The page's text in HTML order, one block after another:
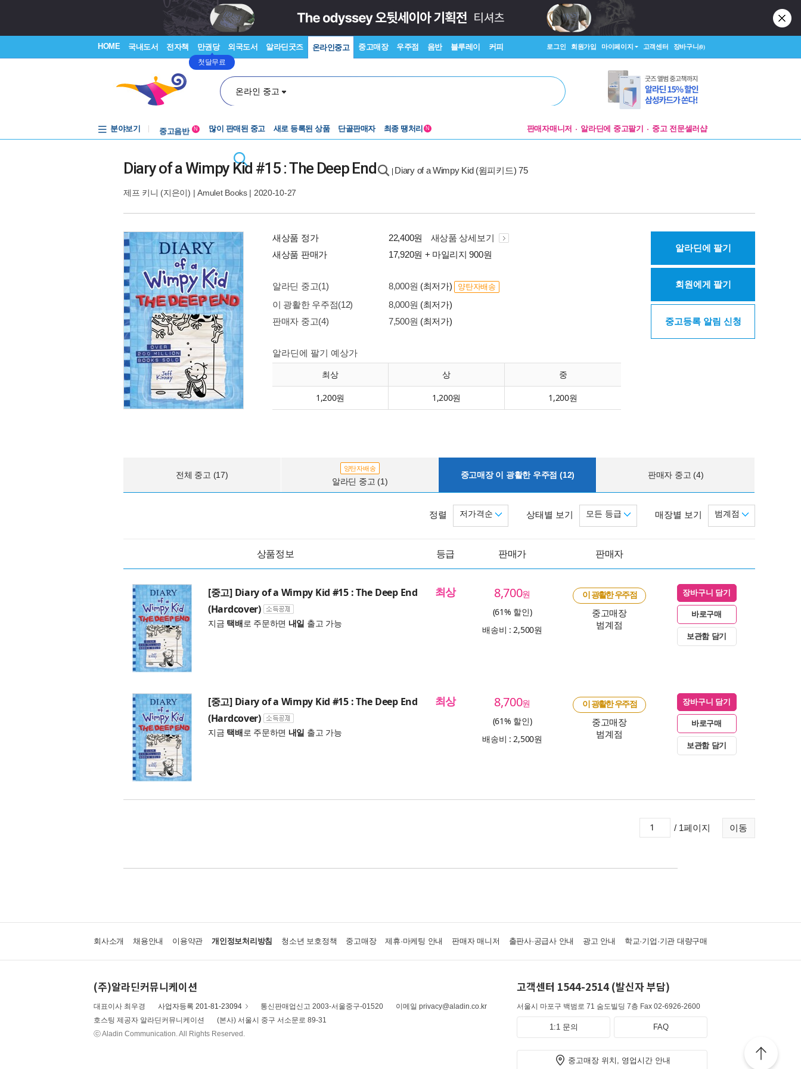
HOME 국내도서 전자책 만권당
첫달무료
외국도서 알라딘굿즈 온라인중고 중고매장 우주점 음반 블루레이 커피 로그인 회원가입 마이페이지 고객센터 장바구니(0)
온라인 중고
분야보기
중고음반
N 많이 판매된 중고 새로 등록된 상품 단골판매자 최종 땡처리 N 판매자매니저 알라딘에 중고팔기 중고 전문셀러샵
Diary of a Wimpy Kid #15 : The Deep End Diary of a Wimpy Kid (윔피키드) 75
제프 키니 (지은이) |Amulet Books| 2020-10-27
새상품 정가 22,400원
새상품 상세보기
새상품 판매가
17,920원 + 마일리지 900원
알라딘 중고(1) 8,000원 (최저가) 양탄자배송
이 광활한 우주점(12) 8,000원 (최저가)
판매자 중고(4)
7,500원 (최저가)
알라딘에 팔기 예상가
최상 상 중
1,200원 1,200원 1,200원
알라딘에 팔기
회원에게 팔기
중고등록 알림 신청
전체 중고 (17)
양탄자배송
알라딘 중고 (1)
중고매장 이 광활한 우주점 (12) 판매자 중고 (4)
매장별 보기 범계점
상태별 보기 모든 등급
정렬 저가격순
상품정보 등급 판매가 판매자
[중고] Diary of a Wimpy Kid #15 : The Deep End
(Hardcover)
지금 택배로 주문하면 내일 출고 가능
최상 8,700원
(61% 할인)
배송비 : 2,500원
이 광활한 우주점
중고매장
범계점
장바구니 담기
바로구매
보관함 담기
[중고] Diary of a Wimpy Kid #15 : The Deep End
(Hardcover)
지금 택배로 주문하면 내일 출고 가능
최상 8,700원
(61% 할인)
배송비 : 2,500원
이 광활한 우주점
중고매장
범계점
장바구니 담기
바로구매
보관함 담기
이동
/ 1페이지
회사소개 채용안내 이용약관 개인정보처리방침 청소년 보호정책 중고매장 제휴·마케팅 안내 판매자 매니저 출판사·공급사 안내 광고 안내 학교·기업·기관 대량구매
(주)알라딘커뮤니케이션
대표이사 최우경 사업자등록 201-81-23094 통신판매업신고 2003-서울중구-01520
이메일 privacy@aladin.co.kr
호스팅 제공자 알라딘커뮤니케이션
(본사) 서울시 중구 서소문로 89-31
ⓒ Aladin Communication. All Rights Reserved.
고객센터 1544-2514 (발신자 부담)
서울시 마포구 백범로 71 숨도빌딩 7층 Fax 02-6926-2600
1:1 문의 FAQ
중고매장 위치, 영업시간 안내